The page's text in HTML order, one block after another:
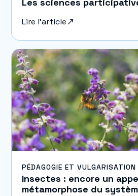
Les sciences
Lire l'article
PÉDAGOGIE ET VULGARISATION
Insectes : encore un
métamorphose du